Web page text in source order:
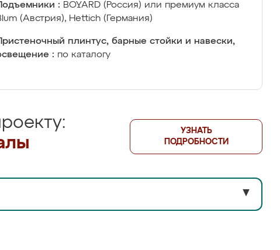
: BOYARD (Россия) или премиум класса
(Австрия), Hettich (Германия)
плинтус, барные стойки и навески,
: по каталогу
УЗНАТЬ
ПОДРОБНОСТИ
▼